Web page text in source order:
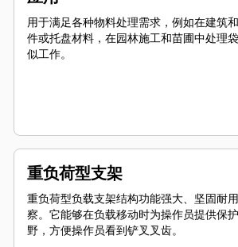
用于满足各种物料处理需求，例如在建筑
件或托盘材料，在园林施工和苗圃中处理
似工作。
重负荷型支架
重负荷型负载支架结构功能强大、坚固耐
察。它能够在负载移动时为操作员提供保
野，方便操作员看到铲叉叉齿。